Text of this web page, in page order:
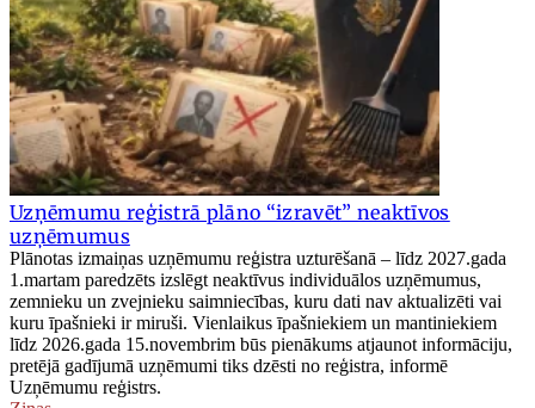
Uzņēmumu reģistrā plāno “izravēt” neaktīvos
uzņēmumus
Plānotas izmaiņas uzņēmumu reģistra uzturēšanā – līdz 2027.gada
1.martam paredzēts izslēgt neaktīvus individuālos uzņēmumus,
zemnieku un zvejnieku saimniecības, kuru dati nav aktualizēti vai
kuru īpašnieki ir miruši. Vienlaikus īpašniekiem un mantiniekiem
līdz 2026.gada 15.novembrim būs pienākums atjaunot informāciju,
pretējā gadījumā uzņēmumi tiks dzēsti no reģistra, informē
Uzņēmumu reģistrs.